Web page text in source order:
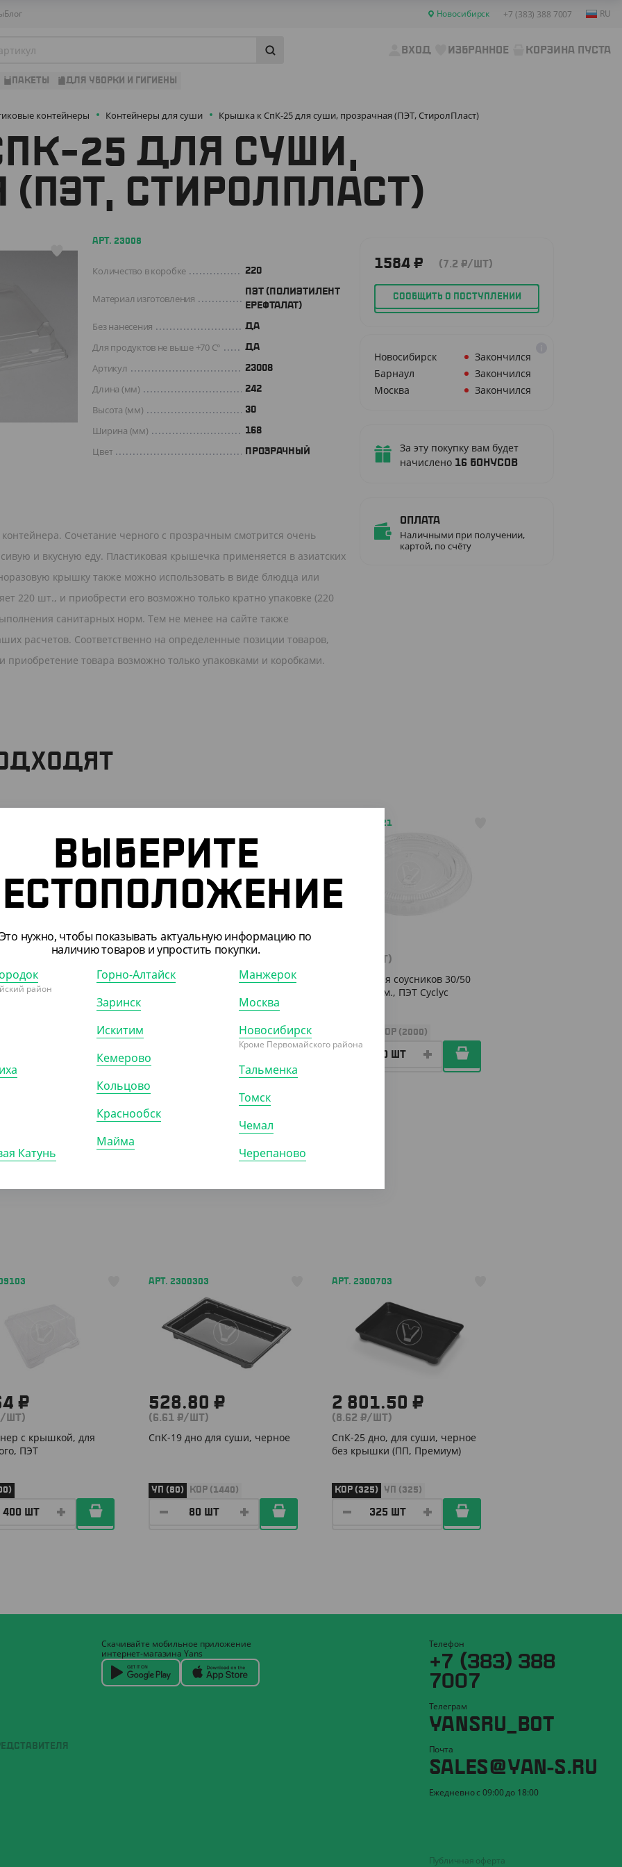
Блог Новосибирск +7 (383) 388 7007 RU
ВХОД ИЗБРАННОЕ КОРЗИНА ПУСТА
ПАКЕТЫ ДЛЯ УБОРКИ И ГИГИЕНЫ
контейнеры Контейнеры для суши Крышка к СпК-25 для суши, прозрачная (ПЭТ, СтиролПласт)
25 ДЛЯ СУШИ,
(ПЭТ, СТИРОЛПЛАСТ)
1584 ₽ (7.2 ₽/ШТ)
СООБЩИТЬ О ПОСТУПЛЕНИИ
Новосибирск
Закончился
Барнаул
Закончился
Москва
Закончился
За эту покупку вам будет
начислено 16 бонусов
Оплата
Наличными при получении,
картой, по счёту
АРТ. 23008
Количество в коробке 220
Материал изготовления
ПЭТ (ПОЛИЭТИЛЕНТ
ЕРЕФТАЛАТ)
Без нанесения ДА
Для продуктов не выше +70 C° Да
Артикул 23008
Длина (мм) 242
Высота (мм) 30
Ширина (мм) 168
Цвет ПРОЗРАЧНЫЙ
Сочетание черного с прозрачным смотрится очень
и вкусную еду. Пластиковая крышечка применяется в азиатских
крышку также можно использовать в виде блюдца или
220 шт., и приобрести его возможно только кратно упаковке (220
санитарных норм. Тем не менее на сайте также
расчетов. Соответственно на определенные позиции товаров,
приобретение товара возможно только упаковками и коробками.
₽
ЧЕРНАЯ 50 мл., с
крышкой
130 ₽
(1.30 ₽/ШТ)
Крышка для соусников 80/125
КОР (2000)
АРТ. 2301121
(0.95 ₽/ШТ)
Крышка для соусников 30/50
мл., d-62 мм., ПЭТ Cyclyc
КОР (2000)
ПОКАЗАТЬ ЕЩЁ
₽
ШТ)
с крышкой, для
ПЭТ
АРТ. 2300303
528.80 ₽
(6.61 ₽/ШТ)
СпК-19 дно для суши, черное
УП (80) КОР (1440)
АРТ. 2300703
2 801.50 ₽
(8.62 ₽/ШТ)
СпК-25 дно, для суши, черное
без крышки (ПП, Премиум)
КОР (325) УП (325)
Скачивайте мобильное приложение
интернет-магазина Yans
Телефон
+7 (383) 388
7007
Телеграм
YANSRU_BOT
Почта
SALES@YAN-S.RU
Ежедневно с 09:00 до 18:00
Публичная оферта
ВЫБЕРИТЕ
Это нужно, чтобы показывать актуальную информацию по
наличию товаров и упростить покупки.
район
Катунь
Горно-Алтайск
Заринск
Искитим
Кемерово
Кольцово
Краснообск
Майма
Манжерок
Москва
Новосибирск
Кроме Первомайского района
Тальменка
Томск
Чемал
Черепаново